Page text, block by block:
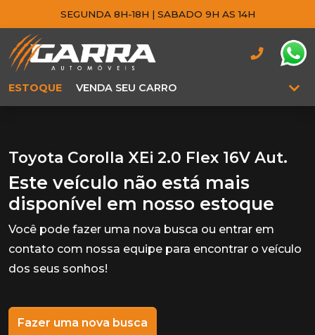
SEGUNDA 8H-18H | SABADO 9H AS 14H
ESTOQUE VENDA SEU CARRO
Toyota Corolla XEi 2.0 Flex 16V Aut.
Este veículo não está mais
disponível em nosso estoque
Você pode fazer uma nova busca ou entrar em
contato com nossa equipe para encontrar o veículo
dos seus sonhos!
Fazer uma nova busca